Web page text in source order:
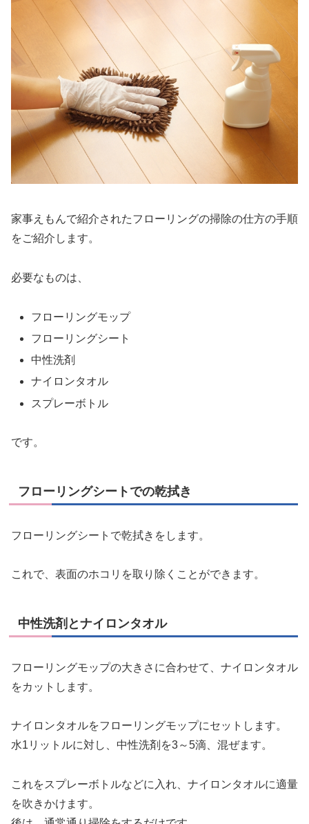
家事えもんで紹介されたフローリングの掃除の仕方の手順
をご紹介します。
必要なものは、
フローリングモップ
フローリングシート
中性洗剤
ナイロンタオル
スプレーボトル
です。
フローリングシートでの乾拭き
フローリングシートで乾拭きをします。
これで、表面のホコリを取り除くことができます。
中性洗剤とナイロンタオル
フローリングモップの大きさに合わせて、ナイロンタオル
をカットします。
ナイロンタオルをフローリングモップにセットします。
水1リットルに対し、中性洗剤を3～5滴、混ぜます。
これをスプレーボトルなどに入れ、ナイロンタオルに適量
を吹きかけます。